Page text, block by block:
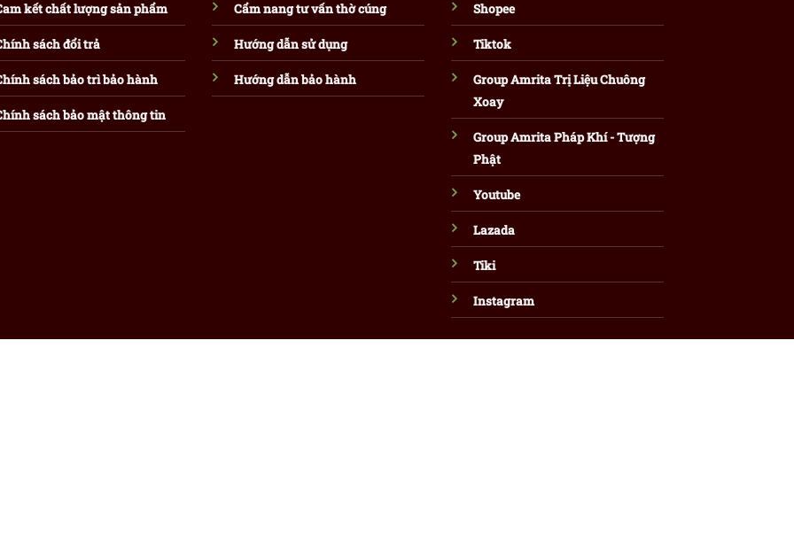
kết chất lượng sản phẩm
sách đổi trả
sách bảo trì bảo hành
sách bảo mật thông tin
Cẩm nang tư vấn thờ cúng
Hướng dẫn sử dụng
Hướng dẫn bảo hành
Shopee
Tiktok
Group Amrita Trị Liệu Chuông
Xoay
Group Amrita Pháp Khí - Tượng
Phật
Youtube
Lazada
Tiki
Instagram